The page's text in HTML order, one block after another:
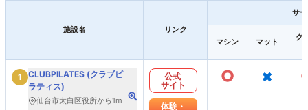
施設名 リンク
サ
マシン マット
グ
1
CLUBPILATES (クラブピ
ラティス)
仙台市太白区役所から1m
公式
サイト
体験・
○ ×